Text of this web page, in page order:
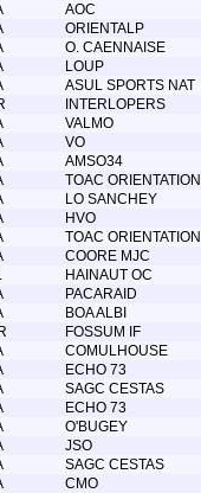
AOC
ORIENTALP
O. CAENNAISE
LOUP
ASUL SPORTS NAT
INTERLOPERS
VALMO
VO
AMSO34
TOAC ORIENTATION
LO SANCHEY
HVO
TOAC ORIENTATION
COORE MJC
HAINAUT OC
PACARAID
BOA ALBI
FOSSUM IF
COMULHOUSE
ECHO 73
SAGC CESTAS
ECHO 73
O'BUGEY
JSO
SAGC CESTAS
CMO